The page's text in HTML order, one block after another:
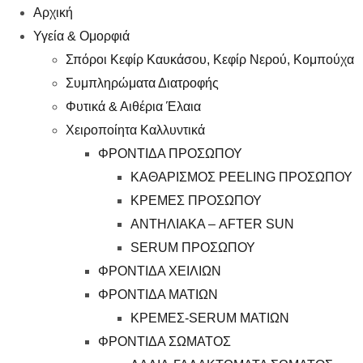
Αρχική
Υγεία & Ομορφιά
Σπόροι Κεφίρ Καυκάσου, Κεφίρ Νερού, Κομπούχα
Συμπληρώματα Διατροφής
Φυτικά & Αιθέρια Έλαια
Χειροποίητα Καλλυντικά
ΦΡΟΝΤΙΔΑ ΠΡΟΣΩΠΟΥ
ΚΑΘΑΡΙΣΜΟΣ PEELING ΠΡΟΣΩΠΟΥ
ΚΡΕΜΕΣ ΠΡΟΣΩΠΟΥ
ΑΝΤΗΛΙΑΚΑ – AFTER SUN
SERUM ΠΡΟΣΩΠΟΥ
ΦΡΟΝΤΙΔΑ ΧΕΙΛΙΩΝ
ΦΡΟΝΤΙΔΑ ΜΑΤΙΩΝ
ΚΡΕΜΕΣ-SERUM ΜΑΤΙΩΝ
ΦΡΟΝΤΙΔΑ ΣΩΜΑΤΟΣ